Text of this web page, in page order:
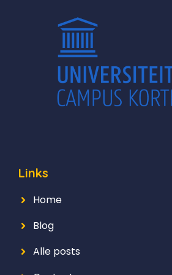
Links
Home
Blog
Alle posts